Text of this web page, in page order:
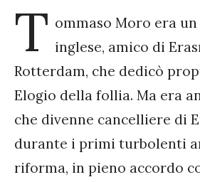
T ommaso Moro era
inglese, amico di
Rotterdam, che dedicò
Elogio della follia. Ma era
che divenne cancelliere di
durante i primi turbolenti
riforma, in pieno accordo